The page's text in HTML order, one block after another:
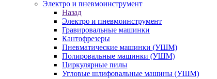
Электро и пневмоинструмент
Назад
Электро и пневмоинструмент
Гравировальные машинки
Кантофрезеры
Пневматические машинки (УШМ)
Полировальные машинки (УШМ)
Циркулярные пилы
Угловые шлифовальные машины (УШМ)